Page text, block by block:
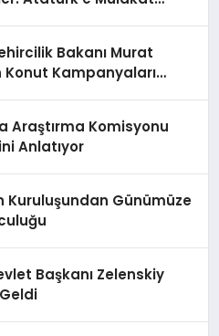
Bakanı Murat
Konut Kampanyaları
Araştırma Komisyonu
Anlatıyor
Kuruluşundan Günümüze
Başkanı Zelenskiy